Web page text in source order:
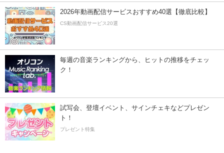
2026年動画配信サービスおすすめ40選【徹底比較】
CS動画配信サービス20選
毎週の音楽ランキングから、ヒットの推移をチェッ
ク！
試写会、登壇イベント、サインチェキなどプレゼン
ト！
プレゼント特集